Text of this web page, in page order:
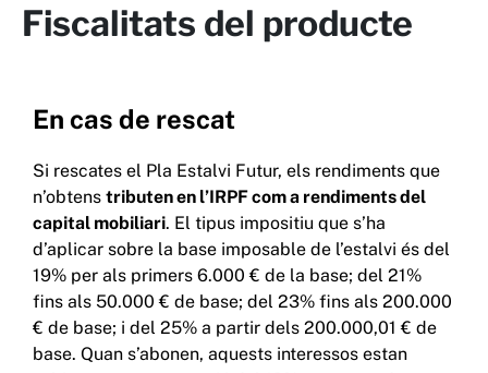
Fiscalitats del producte
En cas de rescat
Si rescates el Pla Estalvi Futur, els rendiments que
n’obtens tributen en l’IRPF com a rendiments del
capital mobiliari. El tipus impositiu que s’ha
d’aplicar sobre la base imposable de l’estalvi és del
19% per als primers 6.000 € de la base; del 21%
fins als 50.000 € de base; del 23% fins als 200.000
€ de base; i del 25% a partir dels 200.000,01 € de
base. Quan s’abonen, aquests interessos estan